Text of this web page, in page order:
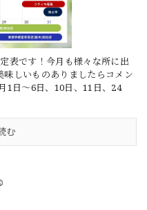
表です！今月も様々な所に出
しいものありましたらコメン
1日～6日、10日、11日、24
む